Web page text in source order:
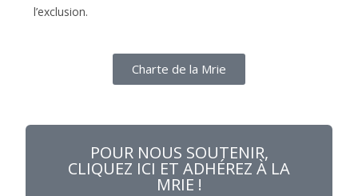
l’exclusion.
Charte de la Mrie
POUR NOUS SOUTENIR,
CLIQUEZ ICI ET ADHÉREZ À LA
MRIE !